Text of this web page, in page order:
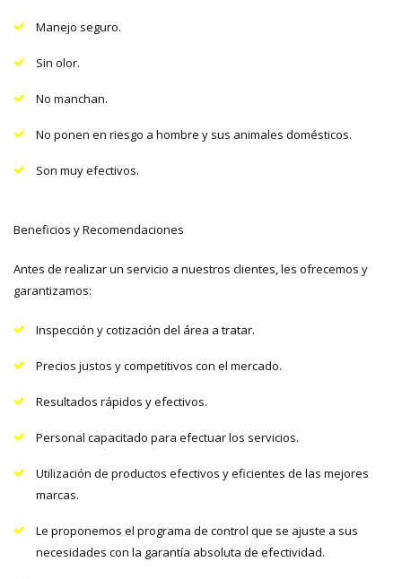
Manejo seguro.
Sin olor.
No manchan.
No ponen en riesgo a hombre y sus animales domésticos.
Son muy efectivos.
Beneficios y Recomendaciones
Antes de realizar un servicio a nuestros clientes, les ofrecemos y
garantizamos:
Inspección y cotización del área a tratar.
Precios justos y competitivos con el mercado.
Resultados rápidos y efectivos.
Personal capacitado para efectuar los servicios.
Utilización de productos efectivos y eficientes de las mejores
marcas.
Le proponemos el programa de control que se ajuste a sus
necesidades con la garantía absoluta de efectividad.